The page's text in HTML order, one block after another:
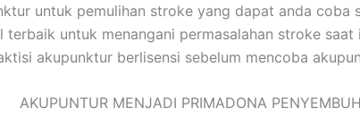
untuk pemulihan stroke yang dapat anda
terbaik untuk menangani permasalahan stroke
akupunktur berlisensi sebelum mencoba